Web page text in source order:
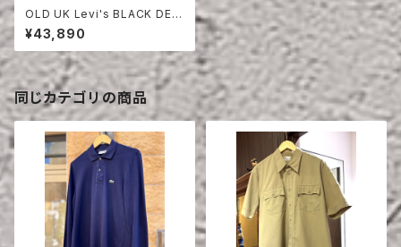
OLD UK Levi's BLACK DENI
M JACKET
¥43,890
同じカテゴリの商品